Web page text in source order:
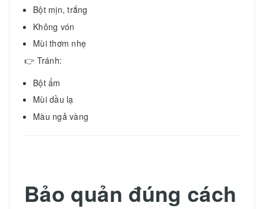
Bột mịn, trắng
Không vón
Mùi thơm nhẹ
👉 Tránh:
Bột ẩm
Mùi dầu lạ
Màu ngả vàng
Bảo quản đúng cách